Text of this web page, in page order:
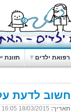
רפואת ילדים תזונת
חשוב לדעת
תאריך: